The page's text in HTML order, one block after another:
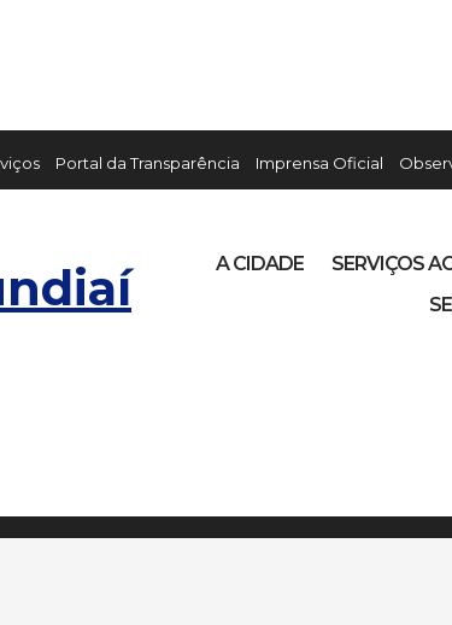
Portal da Transparência Imprensa Oficial
A CIDADE SERVIÇOS